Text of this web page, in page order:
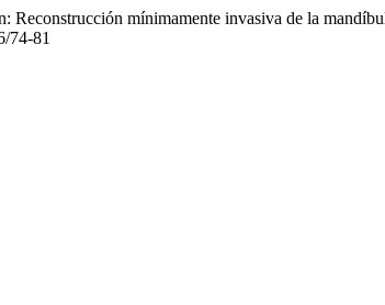
mínimamente invasiva de la
74-81